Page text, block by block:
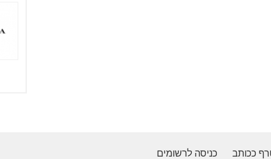
ככותב כניסה לרשומים